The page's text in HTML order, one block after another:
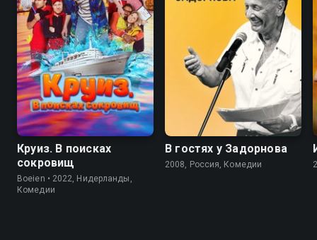
7.3 4.3
Круиз. В поисках
сокровищ
Boeien • 2022, Нидерланды,
Комедии
В гостях у Задорнова
2008, Россия, Комедии